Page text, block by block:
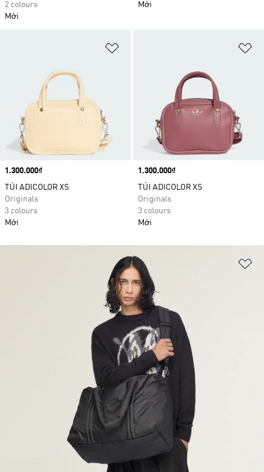
2 colours
Mới
Mới
Price
1.300.000₫
TÚI ADICOLOR XS
Originals
3 colours
Mới
Price
1.300.000₫
TÚI ADICOLOR XS
Originals
3 colours
Mới